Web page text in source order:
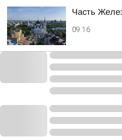
Часть
09:16